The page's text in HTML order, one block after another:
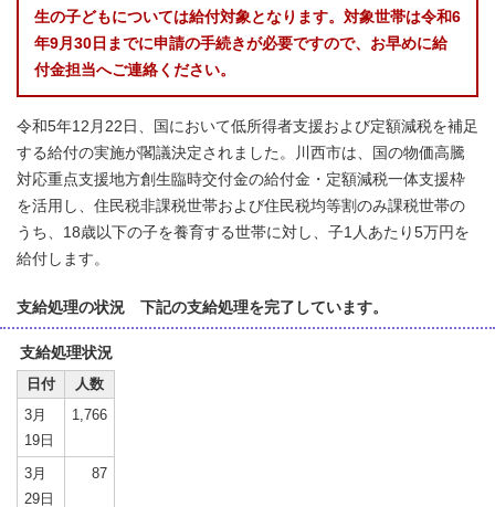
生の子どもについては給付対象となります。対象世帯は令和6
年9月30日までに申請の手続きが必要ですので、お早めに給
付金担当へご連絡ください。
令和5年12月22日、国において低所得者支援および定額減税を補足
する給付の実施が閣議決定されました。川西市は、国の物価高騰
対応重点支援地方創生臨時交付金の給付金・定額減税一体支援枠
を活用し、住民税非課税世帯および住民税均等割のみ課税世帯の
うち、18歳以下の子を養育する世帯に対し、子1人あたり5万円を
給付します。
支給処理の状況 下記の支給処理を完了しています。
支給処理状況
日付
人数
3月
19日
1,766
3月
29日
87